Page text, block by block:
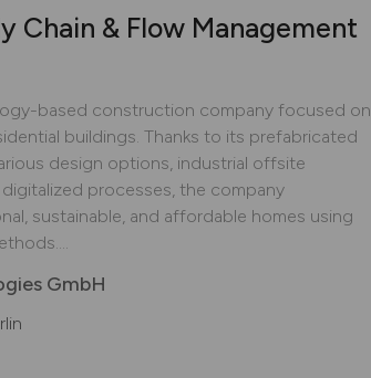
Chain & Flow Management
based construction company focused on
buildings. Thanks to its prefabricated
design options, industrial offsite
processes, the company
sustainable, and affordable homes using
GmbH